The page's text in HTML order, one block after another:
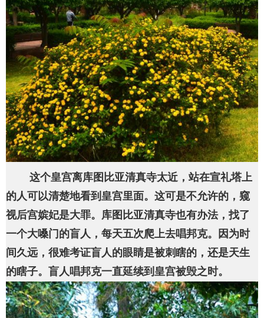
这个皇宫离库图比亚清真寺太近，站在宣礼塔上
的人可以清楚地看到皇宫里面。这可是不允许的，窥
视后宫嫔妃是大罪。库图比亚清真寺也有办法，找了
一个大嗓门的盲人，每天五次爬上去唱邦克。因为时
间久远，很难考证盲人的眼睛是被刺瞎的，还是天生
的瞎子。盲人唱邦克一直延续到皇宫被毁之时。